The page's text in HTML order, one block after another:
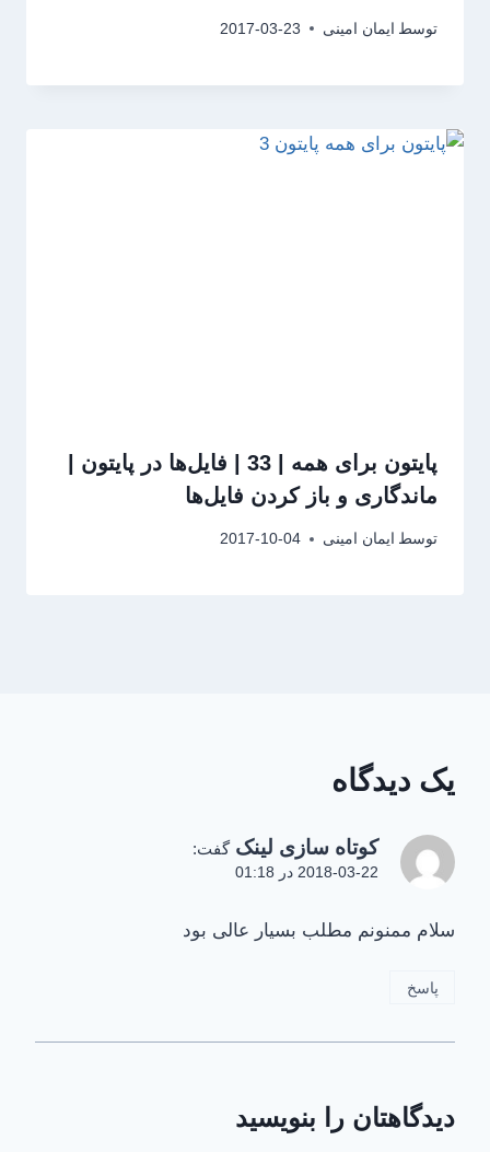
توسط ایمان امینی 2017-03-23
پایتون برای همه | 33 | فایل‌ها در پایتون |
ماندگاری و باز کردن فایل‌ها
توسط ایمان امینی 2017-10-04
یک دیدگاه
کوتاه سازی لینک گفت:
2018-03-22 در 01:18
سلام ممنونم مطلب بسیار عالی بود
پاسخ
دیدگاهتان را بنویسید